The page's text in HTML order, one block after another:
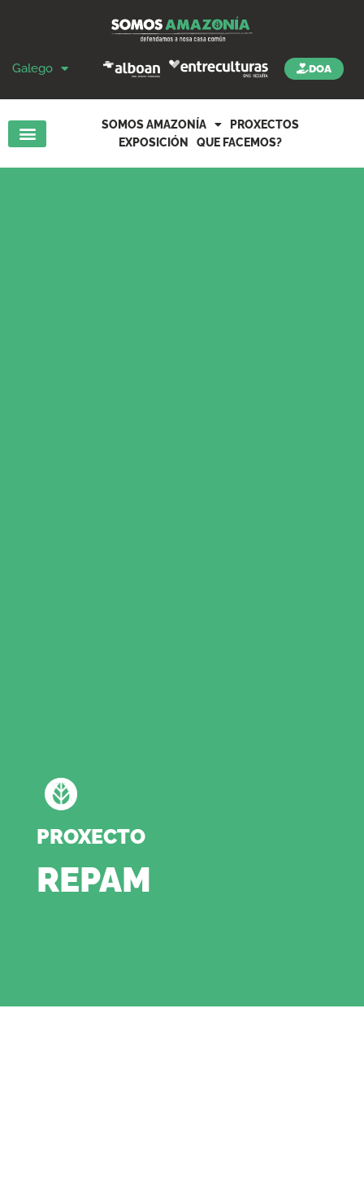
Galego DOA
SOMOS AMAZONÍA
PROXECTOS
EXPOSICIÓN
QUE FACEMOS?
PROXECTO
REPAM